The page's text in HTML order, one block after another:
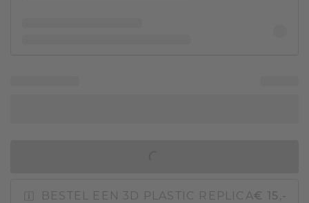
BESTEL EEN 3D PLASTIC REPLICA€ 15,-